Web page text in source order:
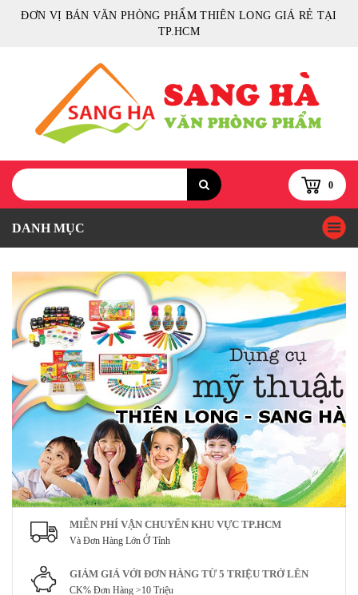
ĐƠN VỊ BÁN VĂN PHÒNG PHẨM THIÊN LONG GIÁ RẺ TẠI
TP.HCM
0
DANH MỤC
MIỄN PHÍ VẬN CHUYỂN KHU VỰC TP.HCM
Và Đơn Hàng Lớn Ở Tỉnh
GIẢM GIÁ VỚI ĐƠN HÀNG TỪ 5 TRIỆU TRỞ LÊN
CK% Đơn Hàng >10 Triệu